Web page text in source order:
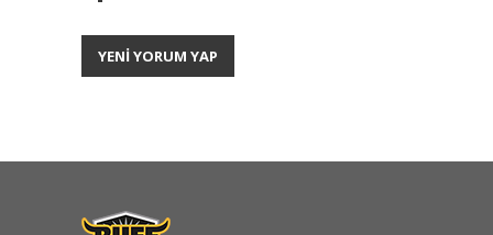
YENİ YORUM YAP